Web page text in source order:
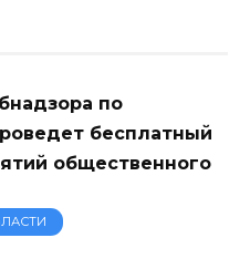
по
бесплатный
общественного